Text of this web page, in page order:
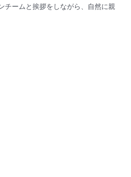
チームと挨拶をしながら、自然に親